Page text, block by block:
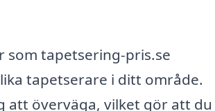
som tapetsering-pris.se
tapetserare i ditt område.
att överväga, vilket gör att du